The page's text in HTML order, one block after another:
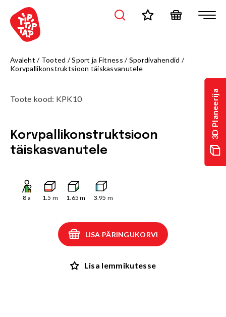
3D Planeerija
Avaleht / Tooted /Sport ja Fitness /Spordivahendid /
Korvpallikonstruktsioon täiskasvanutele
Toote kood: KPK10
Korvpallikonstruktsioon
täiskasvanutele
8 a 1.5 m 1.65 m 3.95 m
LISA PÄRINGUKORVI
Lisa lemmikutesse